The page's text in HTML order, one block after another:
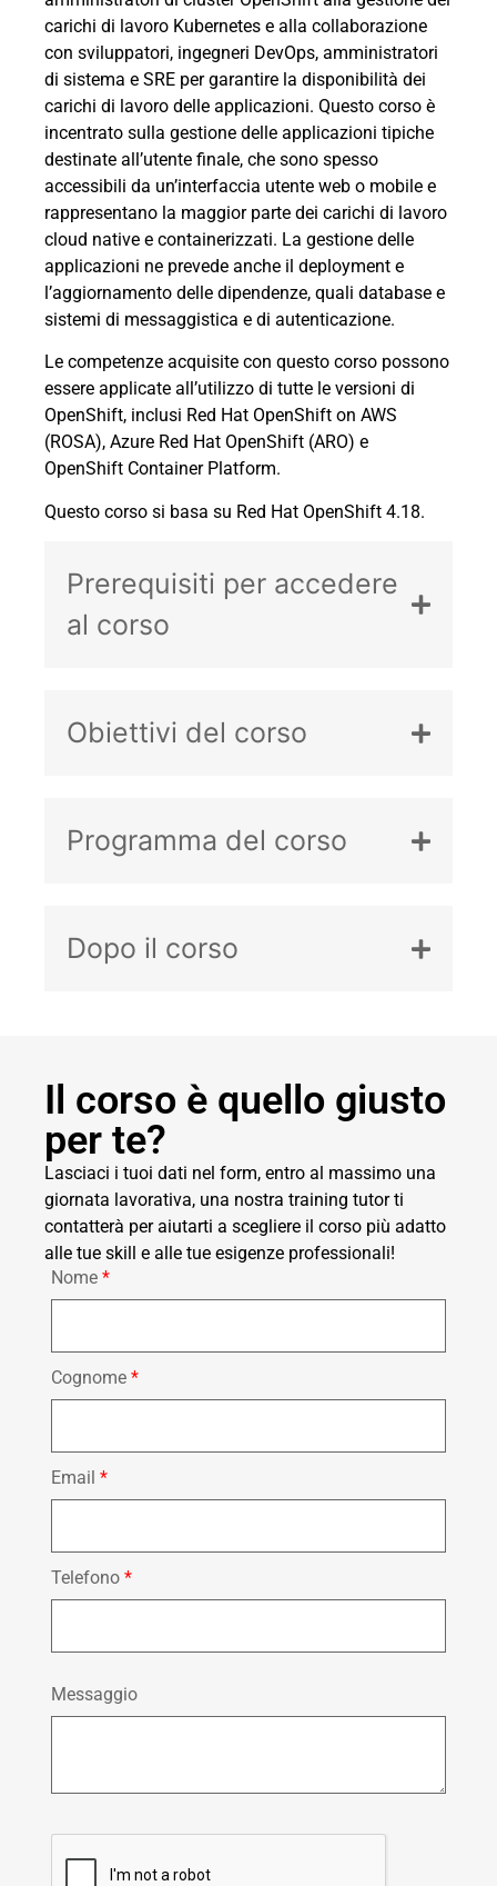
carichi di lavoro Kubernetes e alla collaborazione
con sviluppatori, ingegneri DevOps, amministratori
di sistema e SRE per garantire la disponibilità dei
carichi di lavoro delle applicazioni. Questo corso è
incentrato sulla gestione delle applicazioni tipiche
destinate all’utente finale, che sono spesso
accessibili da un’interfaccia utente web o mobile e
rappresentano la maggior parte dei carichi di lavoro
cloud native e containerizzati. La gestione delle
applicazioni ne prevede anche il deployment e
l’aggiornamento delle dipendenze, quali database e
sistemi di messaggistica e di autenticazione.
Le competenze acquisite con questo corso possono
essere applicate all’utilizzo di tutte le versioni di
OpenShift, inclusi Red Hat OpenShift on AWS
(ROSA), Azure Red Hat OpenShift (ARO) e
OpenShift Container Platform.
Questo corso si basa su Red Hat OpenShift 4.18.
Prerequisiti per accedere
al corso
Obiettivi del corso
Programma del corso
Dopo il corso
Il corso è quello giusto
per te?
Lasciaci i tuoi dati nel form, entro al massimo una
giornata lavorativa, una nostra training tutor ti
contatterà per aiutarti a scegliere il corso più adatto
alle tue skill e alle tue esigenze professionali!
Nome *
Cognome *
Email *
Telefono *
Messaggio